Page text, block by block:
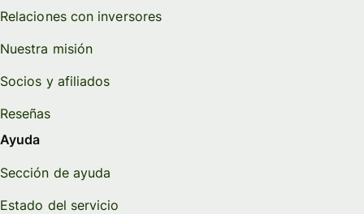
Relaciones con inversores
Nuestra misión
Socios y afiliados
Reseñas
Ayuda
Sección de ayuda
Estado del servicio